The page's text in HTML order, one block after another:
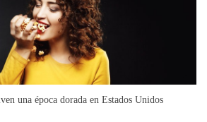
una época dorada en Estados Unidos